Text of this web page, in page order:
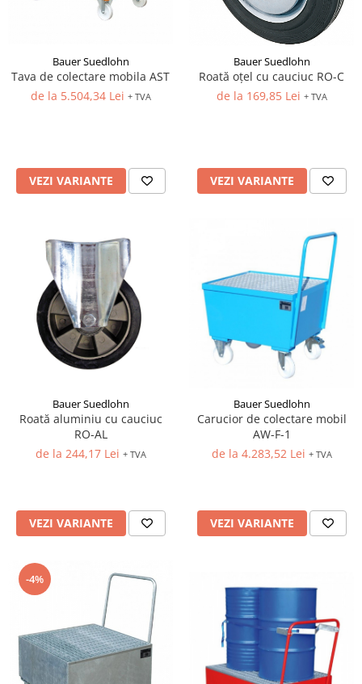
Bauer Suedlohn
Tava de colectare mobila AST
de la 5.504,34 Lei + TVA
VEZI VARIANTE
Bauer Suedlohn
Roată oțel cu cauciuc RO-C
de la 169,85 Lei + TVA
VEZI VARIANTE
Bauer Suedlohn
Roată aluminiu cu cauciuc
RO-AL
de la 244,17 Lei + TVA
VEZI VARIANTE
Bauer Suedlohn
Carucior de colectare mobil
AW-F-1
de la 4.283,52 Lei + TVA
VEZI VARIANTE
-4%